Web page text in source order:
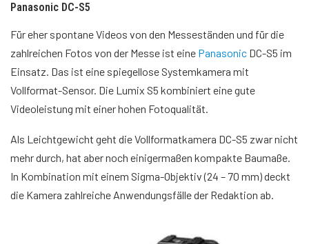
Panasonic DC-S5
Für eher spontane Videos von den Messeständen und für die
zahlreichen Fotos von der Messe ist eine Panasonic DC-S5 im
Einsatz. Das ist eine spiegellose Systemkamera mit
Vollformat-Sensor. Die Lumix S5 kombiniert eine gute
Videoleistung mit einer hohen Fotoqualität.
Als Leichtgewicht geht die Vollformatkamera DC-S5 zwar nicht
mehr durch, hat aber noch einigermaßen kompakte Baumaße.
In Kombination mit einem Sigma-Objektiv (24 – 70 mm) deckt
die Kamera zahlreiche Anwendungsfälle der Redaktion ab.